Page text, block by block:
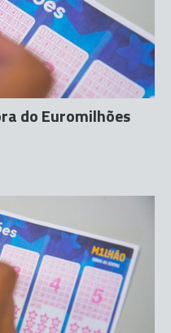
do Euromilhões